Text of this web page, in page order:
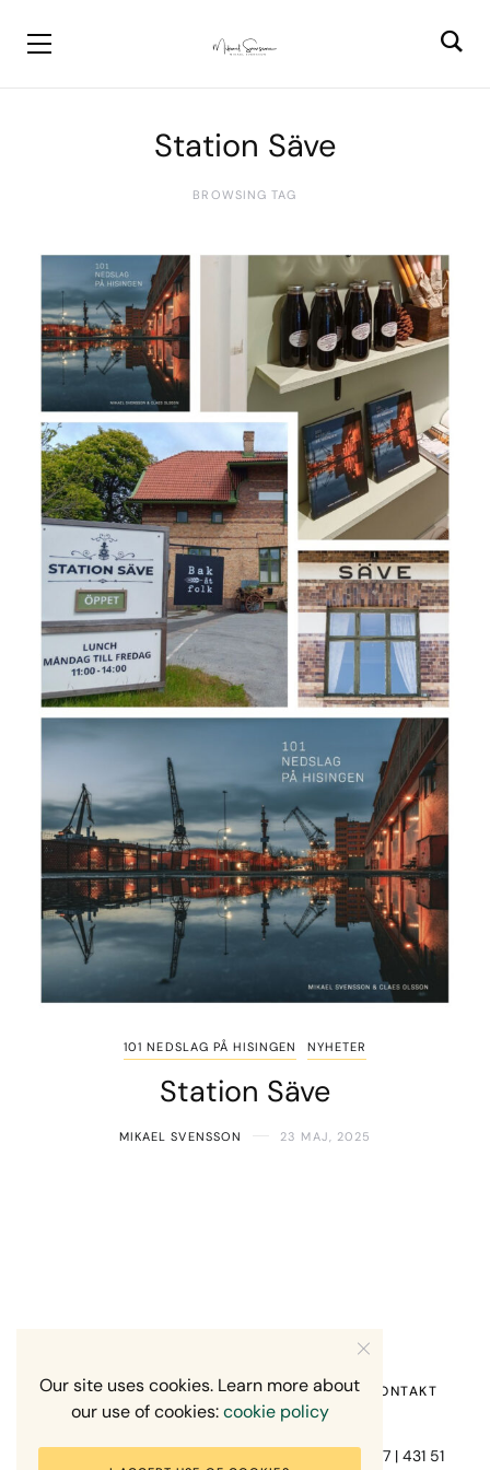
Station Säve
BROWSING TAG
101 NEDSLAG PÅ HISINGEN NYHETER
Station Säve
MIKAEL SVENSSON 23 MAJ, 2025
Fotograf Mikael Svensson | Gundefjällsgatan 407 | 431 51
HEM OM MIG RECENSION OM MIG KONTAKT
Our site uses cookies. Learn more about
our use of cookies:cookie policy